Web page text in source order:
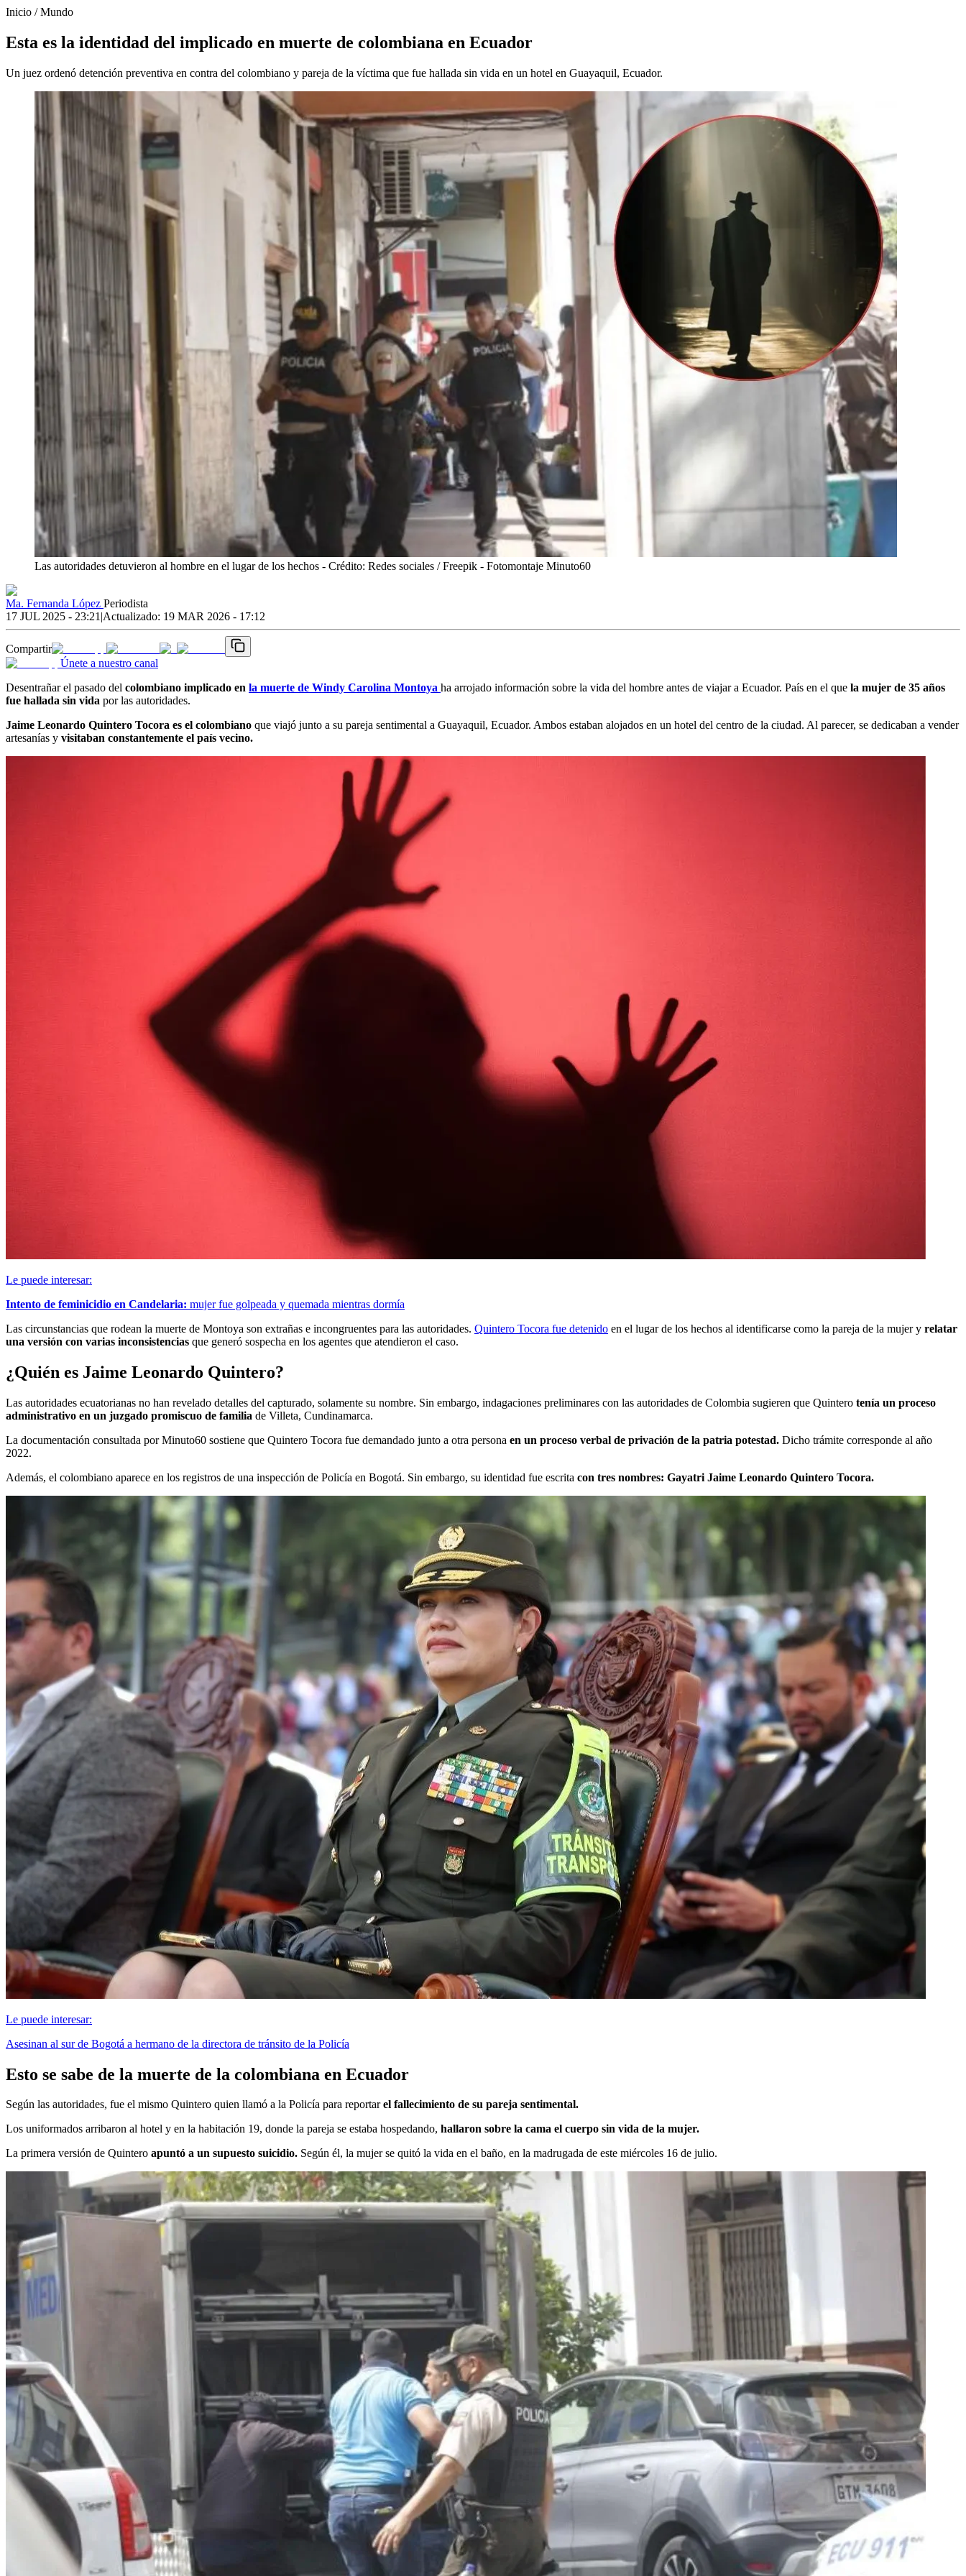
Inicio /Mundo
Esta es la identidad del implicado en muerte de colombiana en Ecuador
Un juez ordenó detención preventiva en contra del colombiano y pareja de la víctima que fue hallada sin vida en un hotel en Guayaquil, Ecuador.
Las autoridades detuvieron al hombre en el lugar de los hechos - Crédito: Redes sociales / Freepik - Fotomontaje Minuto60
Ma. Fernanda López Periodista
17 JUL 2025 - 23:21 |Actualizado: 19 MAR 2026 - 17:12
Compartir
Únete a nuestro canal
Desentrañar el pasado del colombiano implicado en la muerte de Windy Carolina Montoya ha arrojado información sobre la vida del hombre antes de viajar a Ecuador. País en el que la mujer de 35 años
fue hallada sin vida por las autoridades.
Jaime Leonardo Quintero Tocora es el colombiano que viajó junto a su pareja sentimental a Guayaquil, Ecuador. Ambos estaban alojados en un hotel del centro de la ciudad. Al parecer, se dedicaban a vender
artesanías y visitaban constantemente el país vecino.
Le puede interesar:
Intento de feminicidio en Candelaria: mujer fue golpeada y quemada mientras dormía
Las circunstancias que rodean la muerte de Montoya son extrañas e incongruentes para las autoridades. Quintero Tocora fue detenido en el lugar de los hechos al identificarse como la pareja de la mujer y relatar
una versión con varias inconsistencias que generó sospecha en los agentes que atendieron el caso.
¿Quién es Jaime Leonardo Quintero?
Las autoridades ecuatorianas no han revelado detalles del capturado, solamente su nombre. Sin embargo, indagaciones preliminares con las autoridades de Colombia sugieren que Quintero tenía un proceso
administrativo en un juzgado promiscuo de familia de Villeta, Cundinamarca.
La documentación consultada por Minuto60 sostiene que Quintero Tocora fue demandado junto a otra persona en un proceso verbal de privación de la patria potestad. Dicho trámite corresponde al año
2022.
Además, el colombiano aparece en los registros de una inspección de Policía en Bogotá. Sin embargo, su identidad fue escrita con tres nombres: Gayatri Jaime Leonardo Quintero Tocora.
Le puede interesar:
Asesinan al sur de Bogotá a hermano de la directora de tránsito de la Policía
Esto se sabe de la muerte de la colombiana en Ecuador
Según las autoridades, fue el mismo Quintero quien llamó a la Policía para reportarel fallecimiento de su pareja sentimental.
Los uniformados arribaron al hotel y en la habitación 19, donde la pareja se estaba hospedando, hallaron sobre la cama el cuerpo sin vida de la mujer.
La primera versión de Quintero apuntó a un supuesto suicidio. Según él, la mujer se quitó la vida en el baño, en la madrugada de este miércoles 16 de julio.